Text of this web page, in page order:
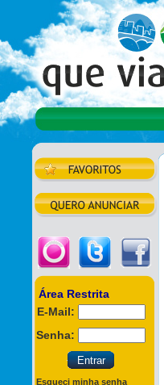
Área Restrita
E-Mail:
Senha:
Esqueci minha senha